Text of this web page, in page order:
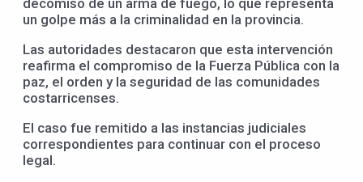
decomiso de un arma de fuego, lo que representa
un golpe más a la criminalidad en la provincia.
Las autoridades destacaron que esta intervención
reafirma el compromiso de la Fuerza Pública con la
paz, el orden y la seguridad de las comunidades
costarricenses.
El caso fue remitido a las instancias judiciales
correspondientes para continuar con el proceso
legal.